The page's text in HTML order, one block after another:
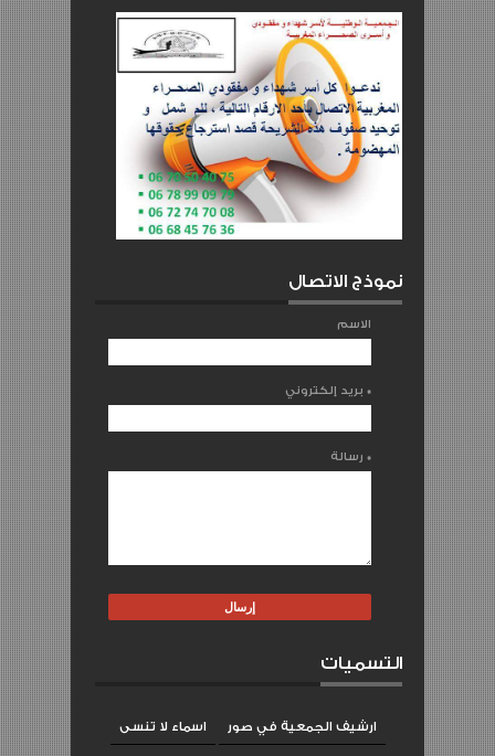
نموذج الاتصال
الاسم
*
*
التسميات
ارشيف الجمعية في صور اسماء لا تنسى